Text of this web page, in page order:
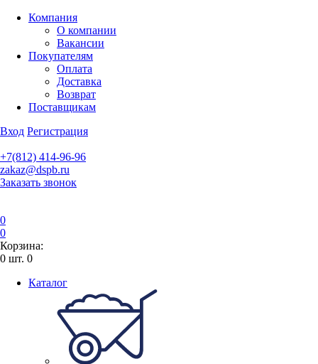
Компания
О компании
Вакансии
Покупателям
Оплата
Доставка
Возврат
Поставщикам
Вход Регистрация
+7(812) 414-96-96
zakaz@dspb.ru
Заказать звонок
0
0
Корзина:
0 шт. 0
Каталог